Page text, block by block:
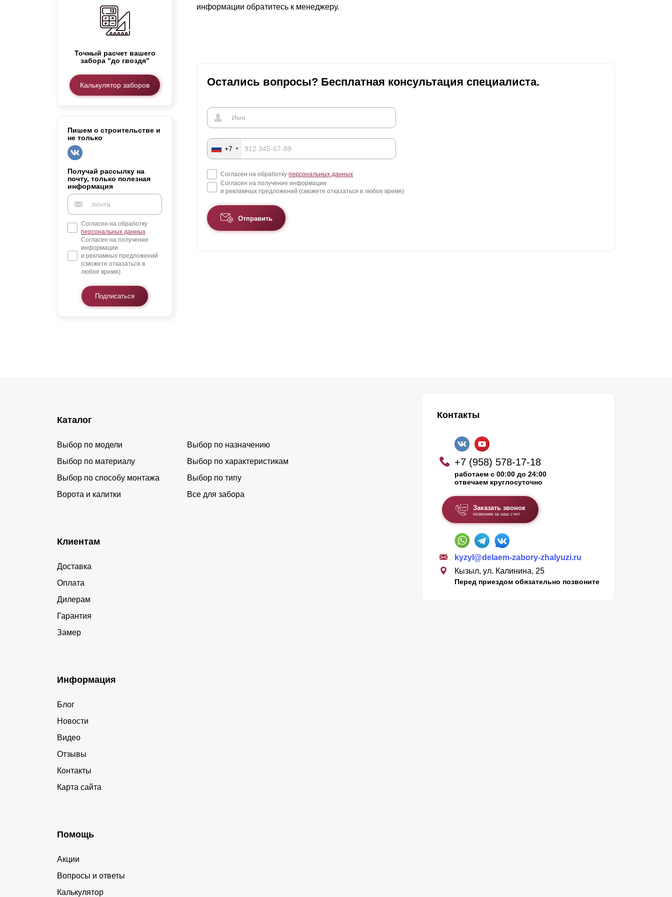
Заборы для дачи
Элитные заборы для коттеджей
Заборы и ограждения для школ
Заборы и ограждения для дома
ВЫБОР ПО СПОСОБУ МОНТАЖА
Комплекты заборов-лего "сделай сам"
Панели для забора
Точный расчет вашего
забора "до гвоздя"
Калькулятор заборов
Пишем о строительстве и
не только
Получай рассылку на
почту, только полезная
информация
Согласен на обработку
персональных данных
Согласен на получение
информации
и рекламных предложений
(сможете отказаться в
любое время)
Подписаться
информации обратитесь к менеджеру.
Остались вопросы? Бесплатная консультация специалиста.
+7
Согласен на обработку персональных данных
Согласен на получение информации
и рекламных предложений (сможете отказаться в любое время)
Отправить
Каталог
Выбор по модели
Выбор по назначению
Выбор по материалу
Выбор по характеристикам
Выбор по способу монтажа
Выбор по типу
Ворота и калитки
Все для забора
Клиентам
Доставка
Оплата
Дилерам
Гарантия
Замер
Информация
Блог
Новости
Видео
Отзывы
Контакты
Карта сайта
Помощь
Акции
Вопросы и ответы
Калькулятор
Контакты
+7 (958) 578-17-18
работаем с 00:00 до 24:00
отвечаем круглосуточно
Заказать звонок
позвоним за наш счет
kyzyl@delaem-zabory-zhalyuzi.ru
Кызыл, ул. Калинина, 25
Перед приездом обязательно позвоните